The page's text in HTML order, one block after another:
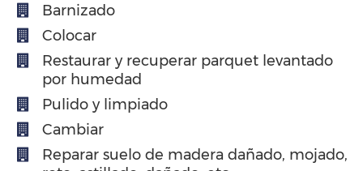
Barnizado
Colocar
Restaurar y recuperar parquet levantado
por humedad
Pulido y limpiado
Cambiar
Reparar suelo de madera dañado, mojado,